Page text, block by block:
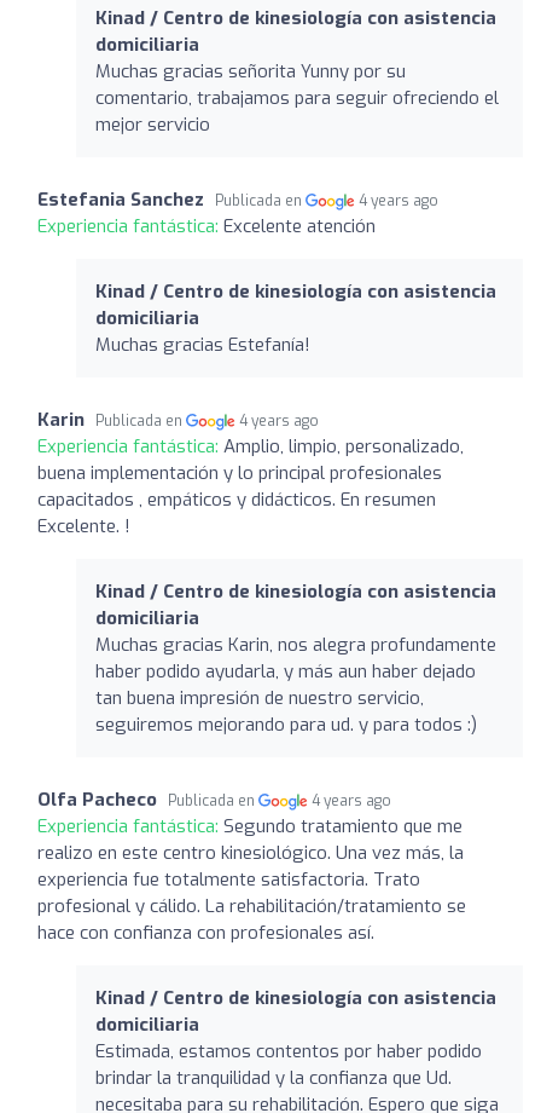
Kinad / Centro de kinesiología con asistencia
domiciliaria
Muchas gracias señorita Yunny por su
comentario, trabajamos para seguir ofreciendo el
mejor servicio
Estefania Sanchez Publicada en 4 years ago
Experiencia fantástica: Excelente atención
Kinad / Centro de kinesiología con asistencia
domiciliaria
Muchas gracias Estefanía!
Karin Publicada en 4 years ago
Experiencia fantástica: Amplio, limpio, personalizado,
buena implementación y lo principal profesionales
capacitados , empáticos y didácticos. En resumen
Excelente. !
Kinad / Centro de kinesiología con asistencia
domiciliaria
Muchas gracias Karin, nos alegra profundamente
haber podido ayudarla, y más aun haber dejado
tan buena impresión de nuestro servicio,
seguiremos mejorando para ud. y para todos :)
Olfa Pacheco Publicada en 4 years ago
Experiencia fantástica: Segundo tratamiento que me
realizo en este centro kinesiológico. Una vez más, la
experiencia fue totalmente satisfactoria. Trato
profesional y cálido. La rehabilitación/tratamiento se
hace con confianza con profesionales así.
Kinad / Centro de kinesiología con asistencia
domiciliaria
Estimada, estamos contentos por haber podido
brindar la tranquilidad y la confianza que Ud.
necesitaba para su rehabilitación. Espero que siga